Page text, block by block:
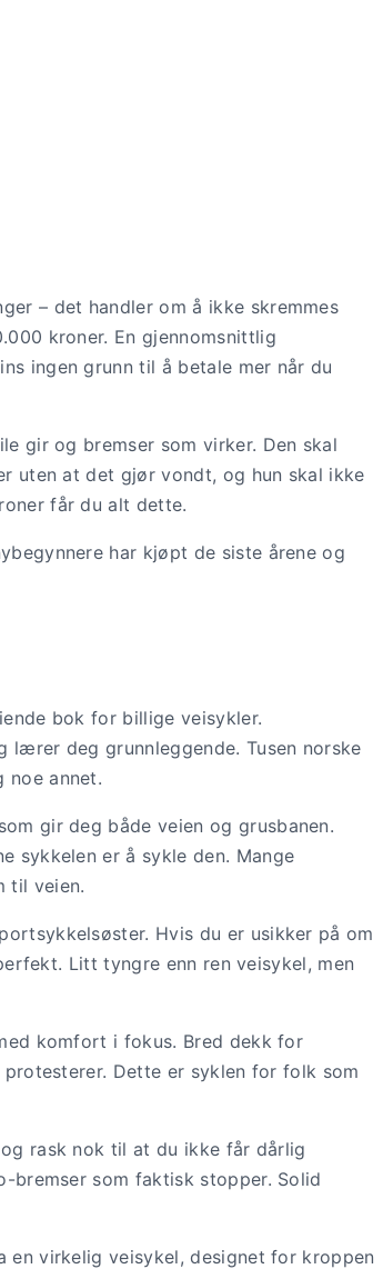
– det handler om å ikke skremmes
kroner. En gjennomsnittlig
ingen grunn til å betale mer når du
gir og bremser som virker. Den skal
uten at det gjør vondt, og hun skal ikke
får du alt dette.
har kjøpt de siste årene og
bok for billige veisykler.
lærer deg grunnleggende. Tusen norske
noe annet.
gir deg både veien og grusbanen.
sykkelen er å sykle den. Mange
til veien.
Hvis du er usikker på om
Litt tyngre enn ren veisykel, men
komfort i fokus. Bred dekk for
Dette er syklen for folk som
rask nok til at du ikke får dårlig
bremser som faktisk stopper. Solid
en virkelig veisykel, designet for kroppen